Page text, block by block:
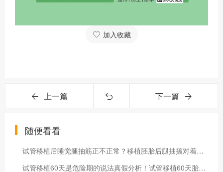
加入收藏
上一篇 下一篇
随便看看
试管移植后睡觉腿抽筋正不正常？移植胚胎后腿抽搐对着床有无影响
试管移植60天是危险期的说法真假分析！试管移植60天胎停概率大吗